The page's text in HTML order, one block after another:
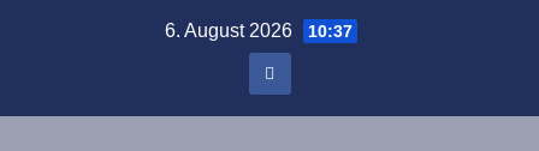
6. August 2026 10:37